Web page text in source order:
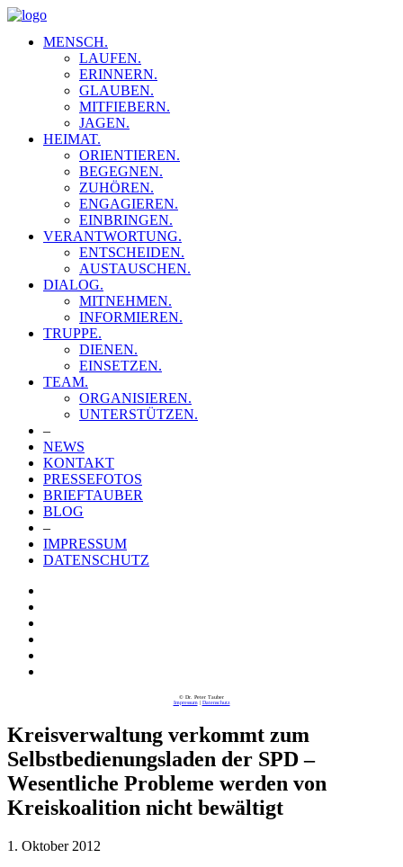
MENSCH.
LAUFEN.
ERINNERN.
GLAUBEN.
MITFIEBERN.
JAGEN.
HEIMAT.
ORIENTIEREN.
BEGEGNEN.
ZUHÖREN.
ENGAGIEREN.
EINBRINGEN.
VERANTWORTUNG.
ENTSCHEIDEN.
AUSTAUSCHEN.
DIALOG.
MITNEHMEN.
INFORMIEREN.
TRUPPE.
DIENEN.
EINSETZEN.
TEAM.
ORGANISIEREN.
UNTERSTÜTZEN.
–
NEWS
KONTAKT
PRESSEFOTOS
BRIEFTAUBER
BLOG
–
IMPRESSUM
DATENSCHUTZ
© Dr. Peter Tauber
Impressum| Datenschutz
Kreisverwaltung verkommt zum
Selbstbedienungsladen der SPD –
Wesentliche Probleme werden von
Kreiskoalition nicht bewältigt
1. Oktober 2012